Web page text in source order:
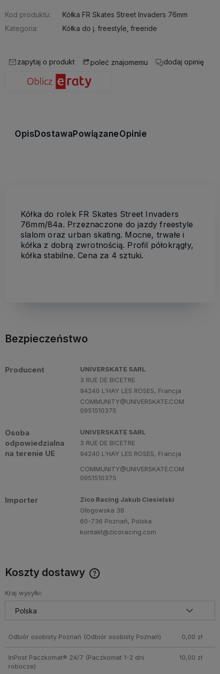
Kod produktu:
Kółka FR Skates Street Invaders 76mm
Kategoria:
Kółka do j. freestyle, freeride
zapytaj o produkt poleć znajomemu dodaj opinię
Opis Dostawa PowiązaneOpinie
Kółka do rolek FR Skates Street Invaders
76mm/84a. Przeznaczone do jazdy freestyle
slalom oraz urban skating. Mocne, trwałe i
kółka z dobrą zwrotnością. Profil półokrągły,
kółka stabilne. Cena za 4 sztuki.
Bezpieczeństwo
Producent
UNIVERSKATE SARL
3 RUE DE BICETRE
94240 L'HAY LES ROSES, Francja
COMMUNITY@UNIVERSKATE.COM
0951510375
Osoba
odpowiedzialna
na terenie UE
UNIVERSKATE SARL
3 RUE DE BICETRE
94240 L'HAY LES ROSES, Francja
COMMUNITY@UNIVERSKATE.COM
0951510375
Importer
Zico Racing Jakub Ciesielski
Głogowska 38
60-736 Poznań, Polska
kontakt@zicoracing.com
Koszty dostawy
Kraj wysyłki:
Odbiór osobisty Poznań (Odbiór osobisty Poznań) 0,00 zł
InPost Paczkomat® 24/7 (Paczkomat 1-2 dni
robocze)
10,00 zł